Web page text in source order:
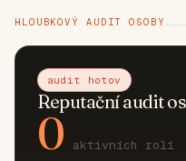
HLOUBKOVÝ AUDIT OSOBY
audit hotov
Reputační audit
0 aktivních rolí